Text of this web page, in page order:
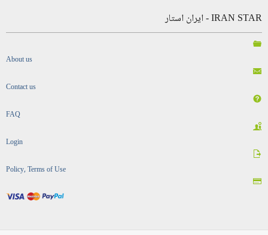
IRAN STAR - ایران استار
About us
Contact us
FAQ
Login
Policy, Terms of Use